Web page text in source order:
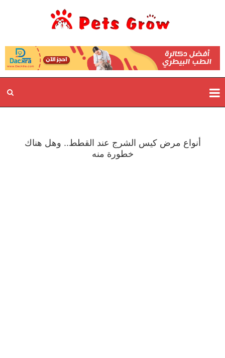
أنواع مرض كيس الشرج عند القطط.. وهل هناك
خطورة منه